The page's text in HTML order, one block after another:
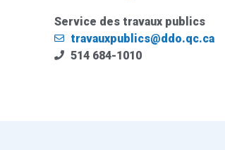
Service des travaux publics
travauxpublics@ddo.qc.ca
514 684-1010